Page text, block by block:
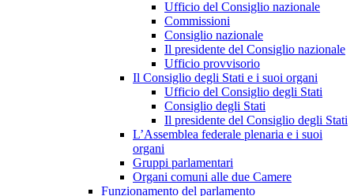
Ufficio del Consiglio nazionale
Commissioni
Consiglio nazionale
Il presidente del Consiglio nazionale
Ufficio provvisorio
Il Consiglio degli Stati e i suoi organi
Ufficio del Consiglio degli Stati
Consiglio degli Stati
Il presidente del Consiglio degli Stati
L’Assemblea federale plenaria e i suoi
organi
Gruppi parlamentari
Organi comuni alle due Camere
Funzionamento del parlamento